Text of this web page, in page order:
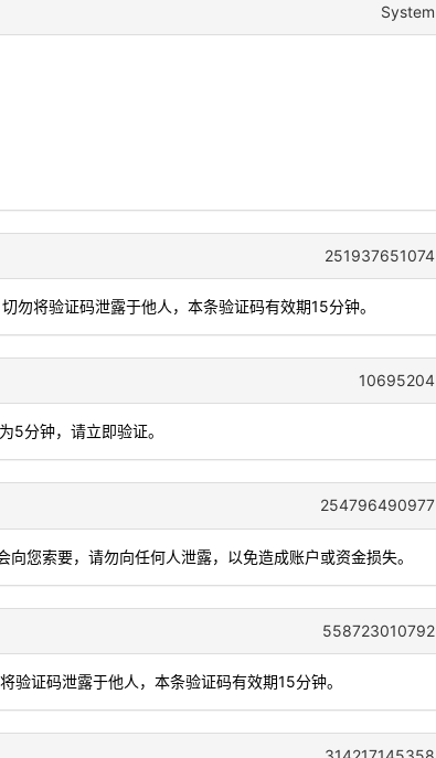
System
251937651074
勿将验证码泄露于他人，本条验证码有效期15分钟。
10695204
5分钟，请立即验证。
254796490977
您索要，请勿向任何人泄露，以免造成账户或资金损失。
558723010792
验证码泄露于他人，本条验证码有效期15分钟。